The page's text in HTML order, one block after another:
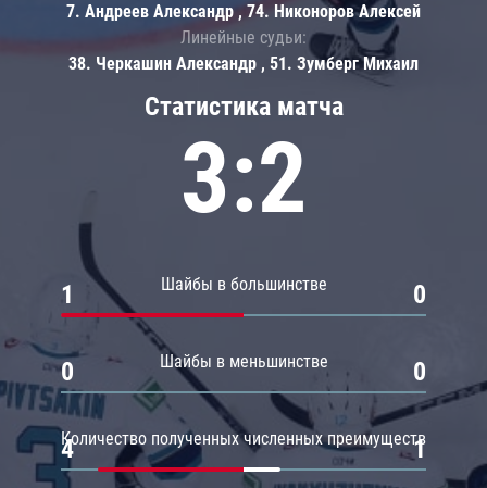
Статистика матча
3:2
Шайбы в большинстве
1 0
Шайбы в меньшинстве
0 0
Количество полученных численных преимуществ
4 1
7. Андреев Александр , 74. Никоноров Алексей
Линейные судьи:
38. Черкашин Александр , 51. Зумберг Михаил